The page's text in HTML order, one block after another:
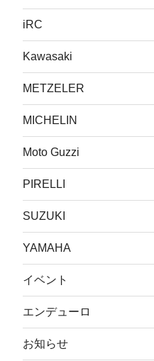
iRC
Kawasaki
METZELER
MICHELIN
Moto Guzzi
PIRELLI
SUZUKI
YAMAHA
イベント
エンデューロ
お知らせ